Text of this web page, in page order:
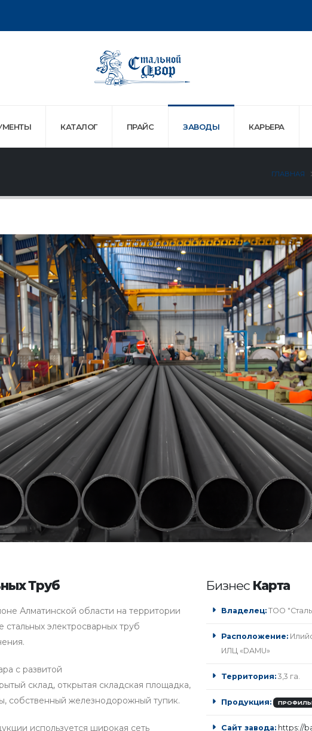
КАТАЛОГ ПРАЙС ЗАВОДЫ КАРЬЕРА
ГЛАВНАЯ
Труб
Алматинской области на территории
электросварных труб
с развитой
склад, открытая складская площадка,
собственный железнодорожный тупик.
используется широкая сеть
Бизнес Карта
Владелец: ТОО
Расположение:
ИЛЦ «DAMU»
Территория: 3,3 га.
Продукция:
Сайт завода: https://